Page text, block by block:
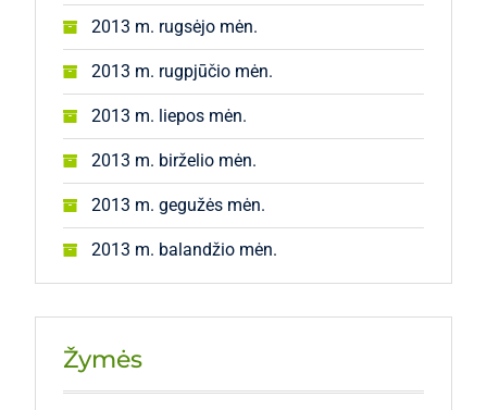
2013 m. rugsėjo mėn.
2013 m. rugpjūčio mėn.
2013 m. liepos mėn.
2013 m. birželio mėn.
2013 m. gegužės mėn.
2013 m. balandžio mėn.
Žymės